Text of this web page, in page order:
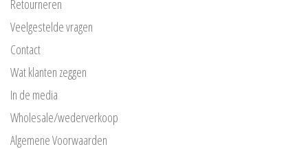
Retourneren
Veelgestelde vragen
Contact
Wat klanten zeggen
In de media
Wholesale/wederverkoop
Algemene Voorwaarden